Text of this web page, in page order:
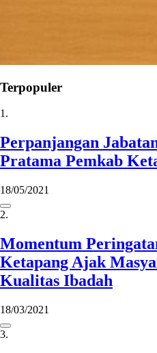
Terpopuler
1.
Perpanjangan
Pratama Pemkab
18/05/2021
2.
Momentum
Ketapang Ajak
Kualitas Ibadah
18/03/2021
3.